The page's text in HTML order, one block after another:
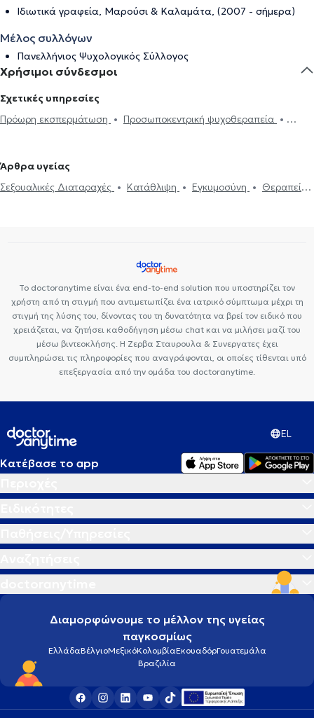
Ιδιωτικά γραφεία, Μαρούσι & Καλαμάτα, (2007 - σήμερα)
Μέλος συλλόγων
Πανελλήνιος Ψυχολογικός Σύλλογος
Χρήσιμοι σύνδεσμοι
Σχετικές υπηρεσίες
Πρόωρη εκσπερμάτωση
Προσωποκεντρική ψυχοθεραπεία
και παιδιών
Ομαδική ψυχοθεραπεία
ενδυνάμωση
Συμβουλευτική φροντιστών ατόμων με άνοια
Life
Άρθρα υγείας
Σεξουαλικές Διαταραχές
Κατάθλιψη Εγκυμοσύνη
Θεραπεία
Τεστ επαγγελματικού προσανατολισμού
Το doctoranytime είναι ένα end-to-end solution που υποστηρίζει τον
χρήστη από τη στιγμή που αντιμετωπίζει ένα ιατρικό σύμπτωμα μέχρι τη
στιγμή της λύσης του, δίνοντας του τη δυνατότητα να βρεί τον ειδικό που
χρειάζεται, να ζητήσει καθοδήγηση μέσω chat και να μιλήσει μαζί του
μέσω βιντεοκλήσης. Η Ζερβα Σταυρουλα & Συνεργατες έχει
συμπληρώσει τις πληροφορίες που αναγράφονται, οι οποίες τίθενται υπό
επεξεργασία από την ομάδα του doctoranytime.
EL
Κατέβασε το app
Διαμορφώνουμε το μέλλον της υγείας
παγκοσμίως
ΕλλάδαΒέλγιοΜεξικόΚολομβίαΕκουαδόρΓουατεμάλα
Βραζιλία